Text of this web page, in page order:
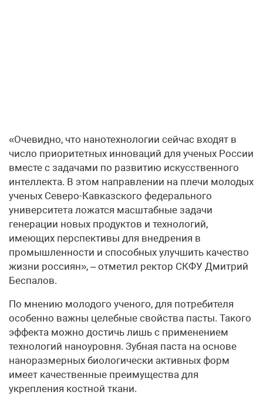
«Очевидно, что нанотехнологии сейчас входят в
число приоритетных инноваций для ученых России
вместе с задачами по развитию искусственного
интеллекта. В этом направлении на плечи молодых
ученых Северо-Кавказского федерального
университета ложатся масштабные задачи
генерации новых продуктов и технологий,
имеющих перспективы для внедрения в
промышленности и способных улучшить качество
жизни россиян», – отметил ректор СКФУ Дмитрий
Беспалов.
По мнению молодого ученого, для потребителя
особенно важны целебные свойства пасты. Такого
эффекта можно достичь лишь с применением
технологий наноуровня. Зубная паста на основе
наноразмерных биологически активных форм
имеет качественные преимущества для
укрепления костной ткани.